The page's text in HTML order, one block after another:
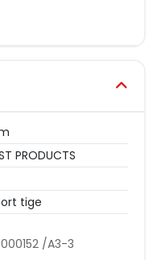
PRODUCTS
tige
/A3-3